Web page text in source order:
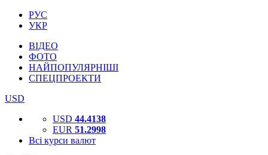
РУС
УКР
ВІДЕО
ФОТО
НАЙПОПУЛЯРНІШІ
СПЕЦПРОЕКТИ
USD
USD 44.4138
EUR 51.2998
Всі курси валют